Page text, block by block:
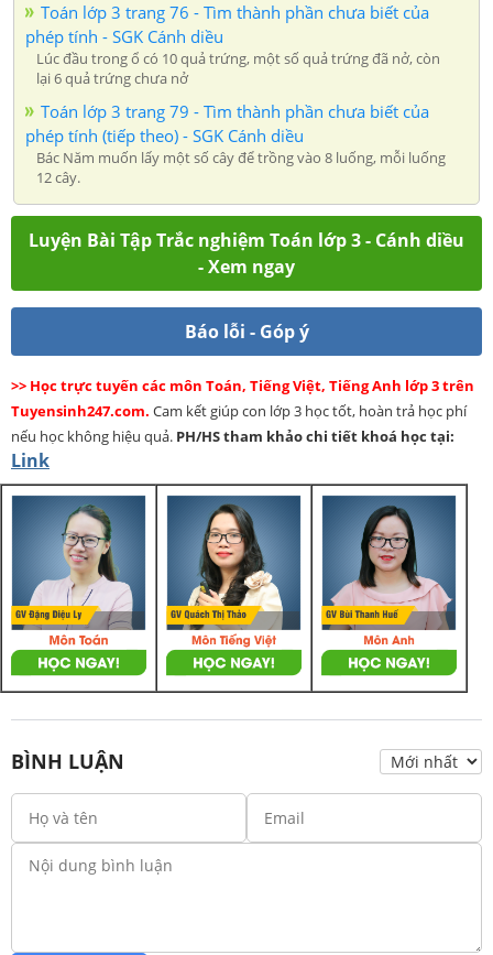
Toán lớp 3 trang 76 - Tìm thành phần chưa biết của
phép tính - SGK Cánh diều
Lúc đầu trong ổ có 10 quả trứng, một số quả trứng đã nở, còn
lại 6 quả trứng chưa nở
Toán lớp 3 trang 79 - Tìm thành phần chưa biết của
phép tính (tiếp theo) - SGK Cánh diều
Bác Năm muốn lấy một số cây để trồng vào 8 luống, mỗi luống
12 cây.
Luyện Bài Tập Trắc nghiệm Toán lớp 3 - Cánh diều
- Xem ngay
Báo lỗi - Góp ý
>> Học trực tuyến các môn Toán, Tiếng Việt, Tiếng Anh lớp 3 trên
Tuyensinh247.com. Cam kết giúp con lớp 3 học tốt, hoàn trả học phí
nếu học không hiệu quả. PH/HStham khảo chi tiết khoá học tại:
Link
BÌNH LUẬN